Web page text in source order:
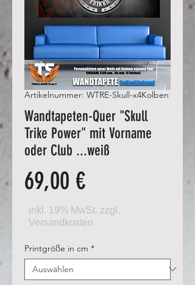
Artikelnummer: WTRE-Skull-x4Kolben
Wandtapeten-Quer "Skull
Trike Power" mit Vorname
oder Club ...weiß
69,00 €Preis
Printgröße in cm *